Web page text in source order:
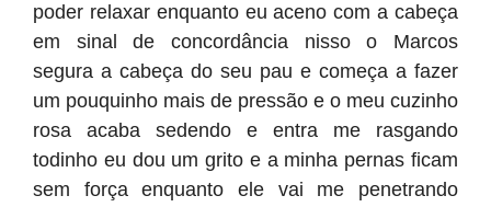
poder relaxar enquanto eu aceno com a cabeça
em sinal de concordância nisso o Marcos
segura a cabeça do seu pau e começa a fazer
um pouquinho mais de pressão e o meu cuzinho
rosa acaba sedendo e entra me rasgando
todinho eu dou um grito e a minha pernas ficam
sem força enquanto ele vai me penetrando